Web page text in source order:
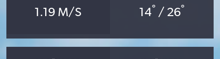
1.19 M/S 14° / 26°